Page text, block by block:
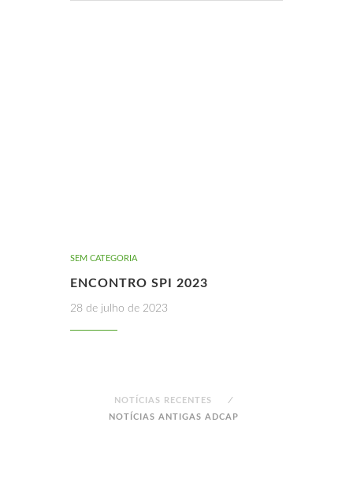
SEM CATEGORIA
ENCONTRO SPI 2023
28 de julho de 2023
NOTÍCIAS RECENTES
NOTÍCIAS ANTIGAS ADCAP